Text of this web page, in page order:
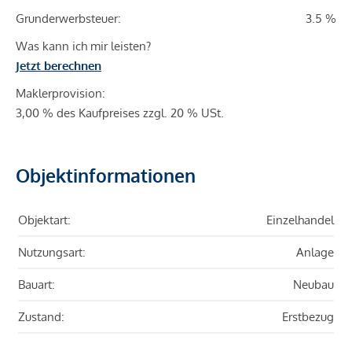
Grunderwerbsteuer:
3.5 %
Was kann ich mir leisten?
Jetzt berechnen
Maklerprovision:
3,00 % des Kaufpreises zzgl. 20 % USt.
Objektinformationen
Objektart: Einzelhandel
Nutzungsart: Anlage
Bauart: Neubau
Zustand: Erstbezug